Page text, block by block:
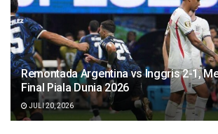
Remontada Argentina vs Inggris 2-1,
Final Piala Dunia 2026
JULI 20, 2026